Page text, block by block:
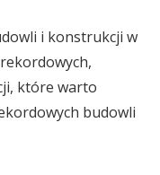
i konstrukcji w
które warto
budowli